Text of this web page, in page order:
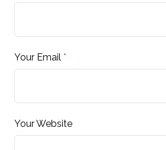
Your Email *
Your Website